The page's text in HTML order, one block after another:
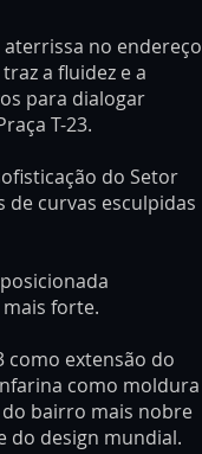
no endereço
a fluidez e a
para dialogar
T-23.
do Setor
de curvas esculpidas
forte.
como extensão do
como moldura
do bairro mais nobre
do design mundial.